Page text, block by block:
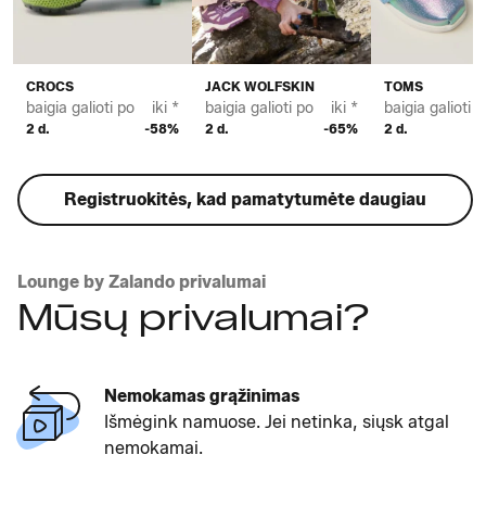
CROCS
baigia galioti po
2 d.
iki *
-58%
JACK WOLFSKIN
baigia galioti po
2 d.
iki *
-65%
TOMS
baigia galioti
2 d.
Registruokitės, kad pamatytumėte daugiau
Lounge by Zalando privalumai
Mūsų privalumai?
Nemokamas grąžinimas
Išmėgink namuose. Jei netinka, siųsk atgal
nemokamai.